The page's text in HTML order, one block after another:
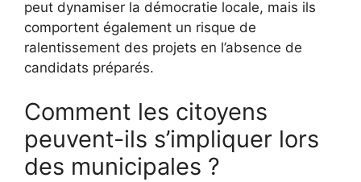
peut dynamiser la démocratie locale, mais ils
comportent également un risque de
ralentissement des projets en l’absence de
candidats préparés.
Comment les citoyens
peuvent-ils s’impliquer lors
des municipales ?